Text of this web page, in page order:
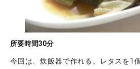
所要時間30分
今回は、炊飯器で作れる、レタスを1